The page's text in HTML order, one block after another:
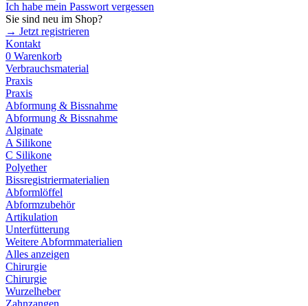
Ich habe mein Passwort vergessen
Sie sind neu im Shop?
→ Jetzt registrieren
Kontakt
0 Warenkorb
Verbrauchsmaterial
Praxis
Praxis
Abformung & Bissnahme
Abformung & Bissnahme
Alginate
A Silikone
C Silikone
Polyether
Bissregistriermaterialien
Abformlöffel
Abformzubehör
Artikulation
Unterfütterung
Weitere Abformmaterialien
Alles anzeigen
Chirurgie
Chirurgie
Wurzelheber
Zahnzangen